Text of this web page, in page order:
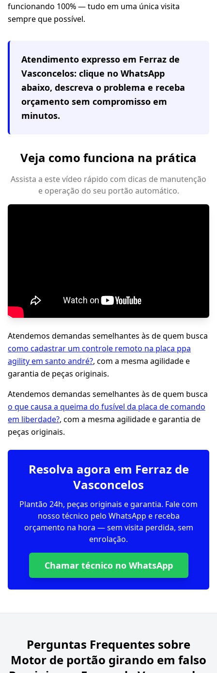
funcionando 100% — tudo em uma única visita
sempre que possível.
Atendimento expresso em Ferraz de
Vasconcelos: clique no WhatsApp
abaixo, descreva o problema e receba
orçamento sem compromisso em
minutos.
Veja como funciona na prática
Assista a este vídeo rápido com dicas de manutenção
e operação do seu portão automático.
Atendemos demandas semelhantes às de quem busca
como cadastrar um controle remoto na placa ppa
agility em santo andré?, com a mesma agilidade e
garantia de peças originais.
Atendemos demandas semelhantes às de quem busca
o que causa a queima do fusível da placa de comando
em liberdade?, com a mesma agilidade e garantia de
peças originais.
Resolva agora em Ferraz de
Vasconcelos
Plantão 24h, peças originais e garantia. Fale com
nosso técnico pelo WhatsApp e receba
orçamento na hora — sem visita perdida, sem
enrolação.
Chamar técnico no WhatsApp
Perguntas Frequentes sobre
Motor de portão girando em falso